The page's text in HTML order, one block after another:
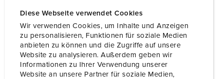
Diese Webseite verwendet Cookies
Wir verwenden Cookies, um Inhalte und Anzeigen
zu personalisieren, Funktionen für soziale Medien
anbieten zu können und die Zugriffe auf unsere
Website zu analysieren. Außerdem geben wir
Informationen zu Ihrer Verwendung unserer
Website an unsere Partner für soziale Medien,